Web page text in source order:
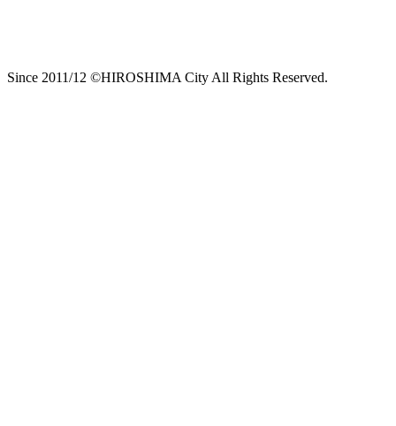
Since 2011/12 ©HIROSHIMA City All Rights Reserved.